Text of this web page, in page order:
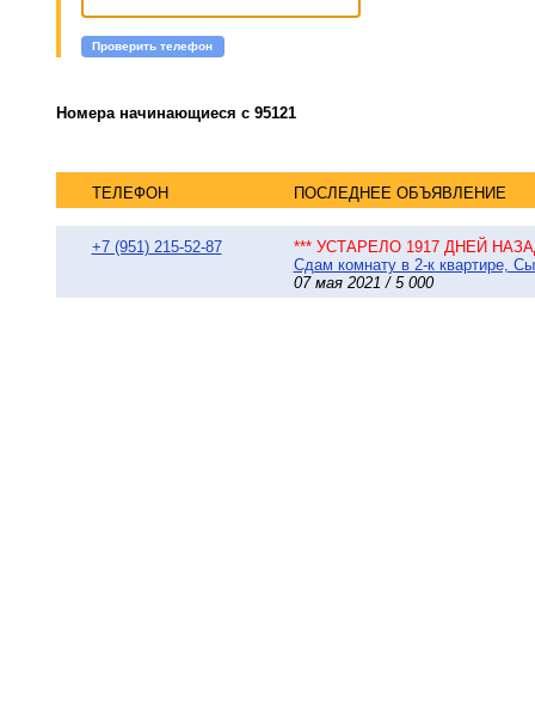
Проверить телефон
Номера начинающиеся с 95121
ТЕЛЕФОН ПОСЛЕДНЕЕ ОБЪЯВЛЕНИЕ
+7 (951) 215-52-87
*** УСТАРЕЛО 1917 ДНЕЙ
Сдам комнату в 2-к квартире,
07 мая 2021 / 5 000